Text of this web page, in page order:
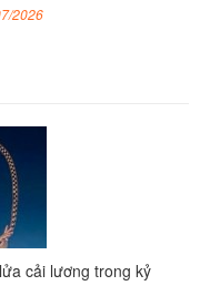
2026
cải lương trong kỷ